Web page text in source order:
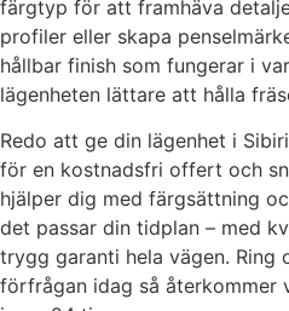
färgtyp för att framhäva
profiler eller skapa
hållbar finish som fungerar i
lägenheten lättare att hålla
Redo att ge din lägenhet i
för en kostnadsfri offert och
hjälper dig med färgsättning
det passar din tidplan – med
trygg garanti hela vägen. Ring
förfrågan idag så återkommer